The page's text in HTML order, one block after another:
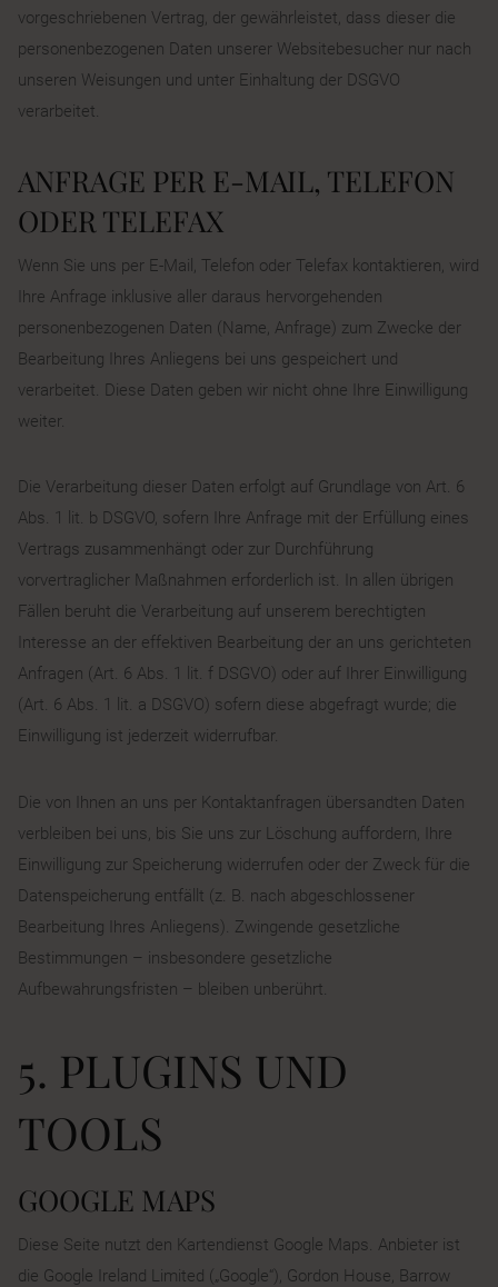
vorgeschriebenen Vertrag, der gewährleistet, dass dieser die
personenbezogenen Daten unserer Websitebesucher nur nach
unseren Weisungen und unter Einhaltung der DSGVO
verarbeitet.
ANFRAGE PER E-MAIL, TELEFON
ODER TELEFAX
Wenn Sie uns per E-Mail, Telefon oder Telefax kontaktieren, wird
Ihre Anfrage inklusive aller daraus hervorgehenden
personenbezogenen Daten (Name, Anfrage) zum Zwecke der
Bearbeitung Ihres Anliegens bei uns gespeichert und
verarbeitet. Diese Daten geben wir nicht ohne Ihre Einwilligung
weiter.
Die Verarbeitung dieser Daten erfolgt auf Grundlage von Art. 6
Abs. 1 lit. b DSGVO, sofern Ihre Anfrage mit der Erfüllung eines
Vertrags zusammenhängt oder zur Durchführung
vorvertraglicher Maßnahmen erforderlich ist. In allen übrigen
Fällen beruht die Verarbeitung auf unserem berechtigten
Interesse an der effektiven Bearbeitung der an uns gerichteten
Anfragen (Art. 6 Abs. 1 lit. f DSGVO) oder auf Ihrer Einwilligung
(Art. 6 Abs. 1 lit. a DSGVO) sofern diese abgefragt wurde; die
Einwilligung ist jederzeit widerrufbar.
Die von Ihnen an uns per Kontaktanfragen übersandten Daten
verbleiben bei uns, bis Sie uns zur Löschung auffordern, Ihre
Einwilligung zur Speicherung widerrufen oder der Zweck für die
Datenspeicherung entfällt (z. B. nach abgeschlossener
Bearbeitung Ihres Anliegens). Zwingende gesetzliche
Bestimmungen – insbesondere gesetzliche
Aufbewahrungsfristen – bleiben unberührt.
5. PLUGINS UND
TOOLS
GOOGLE MAPS
Diese Seite nutzt den Kartendienst Google Maps. Anbieter ist
die Google Ireland Limited („Google“), Gordon House, Barrow